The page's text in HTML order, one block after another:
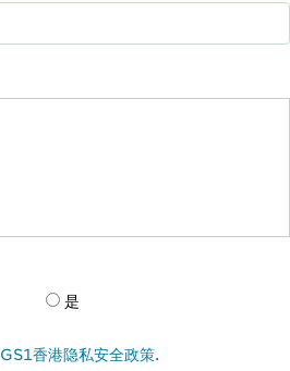
是
GS1香港隐私安全政策.